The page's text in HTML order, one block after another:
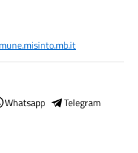
Whatsapp
Telegram